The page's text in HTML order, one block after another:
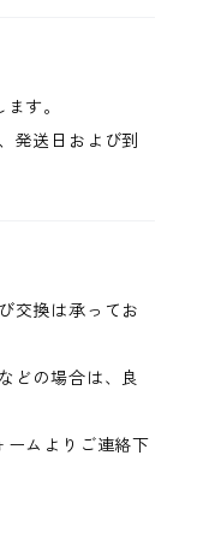
す。
発送日および到
交換は承ってお
どの場合は、良
ームよりご連絡下